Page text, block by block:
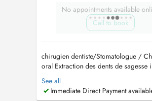
No appointments available
Call to book
chirugien dentiste/Stomatologue /
oral Extraction des dents de sagesse
Implantologie et greffes osseuses
Traitement des troubles de larticulation
temporo-mandibulaire (ATM)
See all
Immediate Direct Payment